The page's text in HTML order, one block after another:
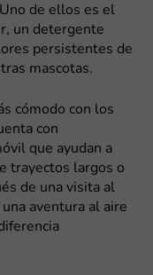
de ellos es el
un detergente
persistentes de
mascotas.
cómodo con los
con
que ayudan a
trayectos largos o
de una visita al
aventura al aire